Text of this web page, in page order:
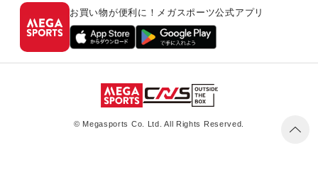
お買い物が便利に！メガスポーツ公式アプリ
© Megasports Co. Ltd. All Rights Reserved.